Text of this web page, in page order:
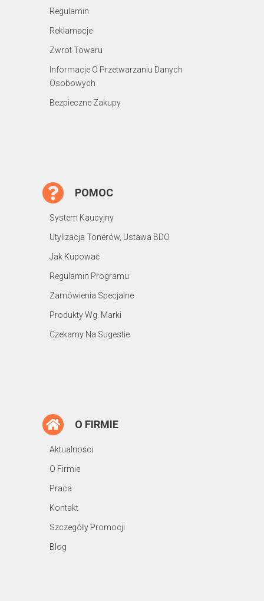
Regulamin
Reklamacje
Zwrot Towaru
Informacje O Przetwarzaniu Danych
Osobowych
Bezpieczne Zakupy
POMOC
System Kaucyjny
Utylizacja Tonerów, Ustawa BDO
Jak Kupować
Regulamin Programu
Zamówienia Specjalne
Produkty Wg. Marki
Czekamy Na Sugestie
O FIRMIE
Aktualności
O Firmie
Praca
Kontakt
Szczegóły Promocji
Blog